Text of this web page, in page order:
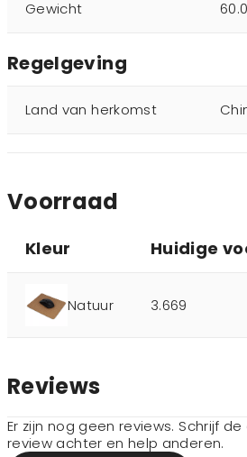
Gewicht
Regelgeving
Land van herkomst
Voorraad
Kleur Huidige
Natuur 3.669
Reviews
Er zijn nog geen reviews. Schrijf
review achter en help anderen.